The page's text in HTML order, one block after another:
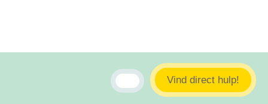
Vind direct hulp!